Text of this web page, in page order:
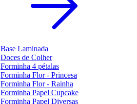
Base Laminada
Doces de Colher
Forminha 4 pétalas
Forminha Flor - Princesa
Forminha Flor - Rainha
Forminha Papel Cupcake
Forminha Papel Diversas